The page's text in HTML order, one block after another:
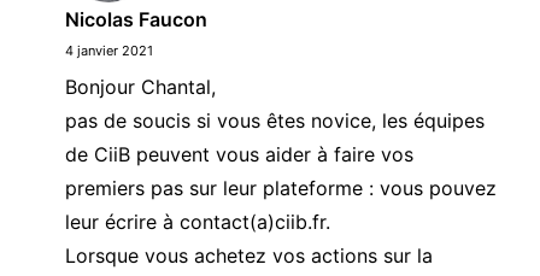
Nicolas Faucon
4 janvier 2021
Bonjour Chantal,
pas de soucis si vous êtes novice, les équipes
de CiiB peuvent vous aider à faire vos
premiers pas sur leur plateforme : vous pouvez
leur écrire à contact(a)ciib.fr.
Lorsque vous achetez vos actions sur la